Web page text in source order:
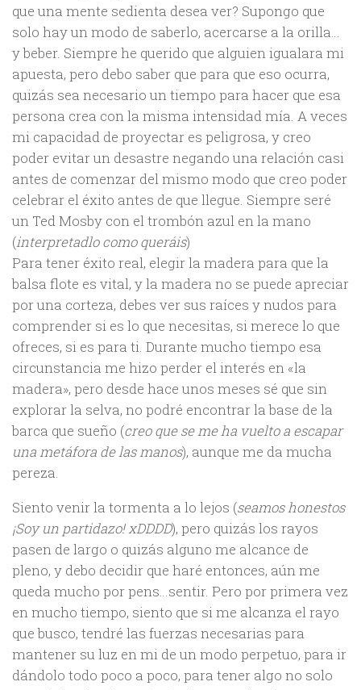
que una mente sedienta desea ver? Supongo que
solo hay un modo de saberlo, acercarse a la orilla…
y beber. Siempre he querido que alguien igualara mi
apuesta, pero debo saber que para que eso ocurra,
quizás sea necesario un tiempo para hacer que esa
persona crea con la misma intensidad mía. A veces
mi capacidad de proyectar es peligrosa, y creo
poder evitar un desastre negando una relación casi
antes de comenzar del mismo modo que creo poder
celebrar el éxito antes de que llegue. Siempre seré
un Ted Mosby con el trombón azul en la mano
(interpretadlo como queráis)
Para tener éxito real, elegir la madera para que la
balsa flote es vital, y la madera no se puede apreciar
por una corteza, debes ver sus raíces y nudos para
comprender si es lo que necesitas, si merece lo que
ofreces, si es para ti. Durante mucho tiempo esa
circunstancia me hizo perder el interés en «la
madera», pero desde hace unos meses sé que sin
explorar la selva, no podré encontrar la base de la
barca que sueño (creo que se me ha vuelto a escapar
una metáfora de las manos), aunque me da mucha
pereza.
Siento venir la tormenta a lo lejos (seamos honestos
¡Soy un partidazo! xDDDD), pero quizás los rayos
pasen de largo o quizás alguno me alcance de
pleno, y debo decidir que haré entonces, aún me
queda mucho por pens…sentir. Pero por primera vez
en mucho tiempo, siento que si me alcanza el rayo
que busco, tendré las fuerzas necesarias para
mantener su luz en mi de un modo perpetuo, para ir
dándolo todo poco a poco, para tener algo no solo